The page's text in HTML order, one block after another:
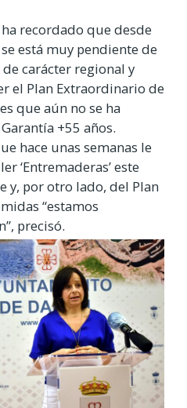
recordado que desde
está muy pendiente de
carácter regional y
el Plan Extraordinario de
que aún no se ha
+55 años.
hace unas semanas le
‘Entremaderas’ este
y, por otro lado, del Plan
“estamos
precisó.